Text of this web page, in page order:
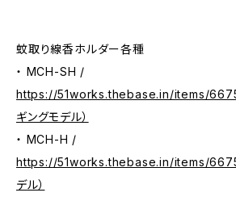
蚊取り線香ホルダー各種
・ MCH-SH /
https://51works.thebase.in/items/
ギングモデル）
・ MCH-H /
https://51works.thebase.in/items/
デル）